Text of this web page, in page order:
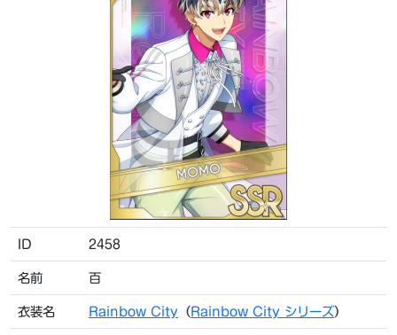
ID 2458
名前 百
衣装名 Rainbow City （Rainbow City シリーズ）